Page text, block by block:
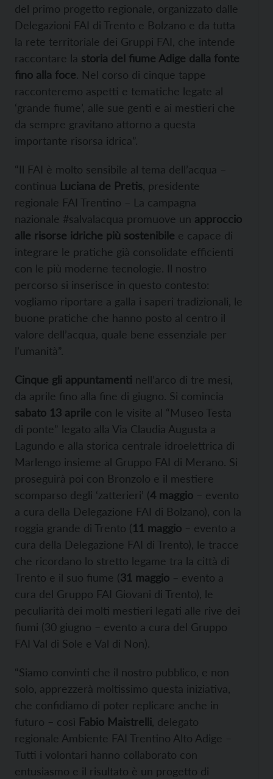
del primo progetto regionale, organizzato dalle
Delegazioni FAI di Trento e Bolzano e da tutta
la rete territoriale dei Gruppi FAI, che intende
raccontare la storia del fiume Adige dalla fonte
fino alla foce. Nel corso di cinque tappe
racconteremo aspetti e tematiche legate al
‘grande fiume’, alle sue genti e ai mestieri che
da sempre gravitano attorno a questa
importante risorsa idrica”.
“Il FAI è molto sensibile al tema dell’acqua –
continua Luciana de Pretis , presidente
regionale FAI Trentino – La campagna
nazionale #salvalacqua promuove un approccio
alle risorse idriche più sostenibile e capace di
integrare le pratiche già consolidate efficienti
con le più moderne tecnologie. Il nostro
percorso si inserisce in questo contesto:
vogliamo riportare a galla i saperi tradizionali, le
buone pratiche che hanno posto al centro il
valore dell’acqua, quale bene essenziale per
l’umanità”.
Cinque gli appuntamenti nell’arco di tre mesi,
da aprile fino alla fine di giugno. Si comincia
sabato 13 aprile con le visite al “Museo Testa
di ponte” legato alla Via Claudia Augusta a
Lagundo e alla storica centrale idroelettrica di
Marlengo insieme al Gruppo FAI di Merano. Si
proseguirà poi con Bronzolo e il mestiere
scomparso degli ‘zatterieri’ (4 maggio – evento
a cura della Delegazione FAI di Bolzano), con la
roggia grande di Trento (11 maggio – evento a
cura della Delegazione FAI di Trento), le tracce
che ricordano lo stretto legame tra la città di
Trento e il suo fiume (31 maggio – evento a
cura del Gruppo FAI Giovani di Trento), le
peculiarità dei molti mestieri legati alle rive dei
fiumi (30 giugno – evento a cura del Gruppo
FAI Val di Sole e Val di Non).
“Siamo convinti che il nostro pubblico, e non
solo, apprezzerà moltissimo questa iniziativa,
che confidiamo di poter replicare anche in
futuro – così Fabio Maistrelli , delegato
regionale Ambiente FAI Trentino Alto Adige –
Tutti i volontari hanno collaborato con
entusiasmo e il risultato è un progetto di